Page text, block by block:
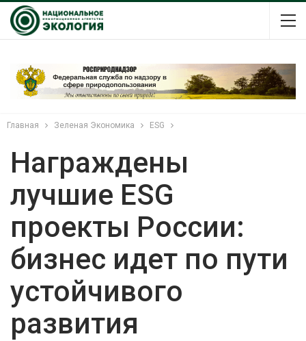
Главная Зеленая Экономика ESG
Награждены
лучшие ESG
проекты России:
бизнес идет по пути
устойчивого
развития